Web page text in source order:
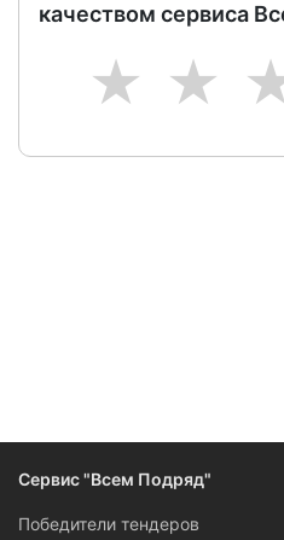
качеством сервиса
3
2
1
Сервис "Всем Подряд"
Победители тендеров